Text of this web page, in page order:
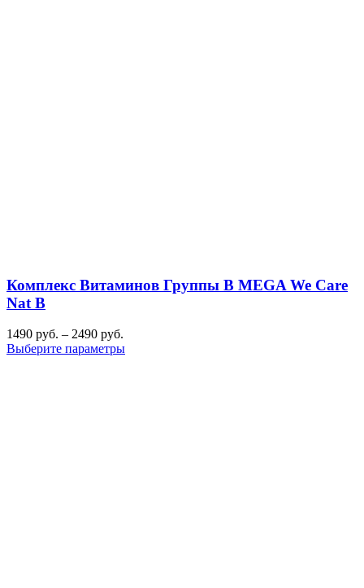
Комплекс Витаминов Группы B MEGA We Care
Nat B
1490 руб. – 2490 руб.
Выберите параметры